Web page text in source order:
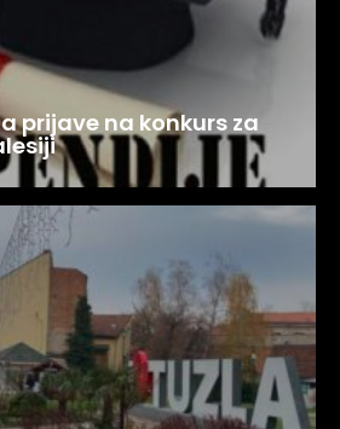
prijave na konkurs za